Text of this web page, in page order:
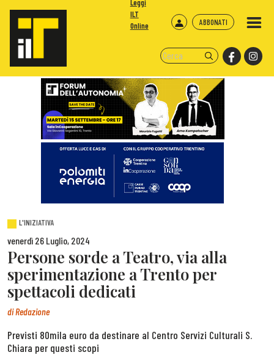
ABBONATI
Leggi
ILT
Online
L'INIZIATIVA
venerdì 26 Luglio, 2024
Persone sorde a Teatro, via alla
sperimentazione a Trento per
spettacoli dedicati
diRedazione
Previsti 80mila euro da destinare al Centro Servizi Culturali S.
Chiara per questi scopi